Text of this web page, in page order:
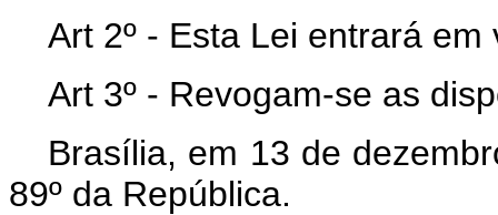
Art 2º - Esta Lei entrará
Art 3º - Revogam-se as
Brasília, em 13 de
89º da República.